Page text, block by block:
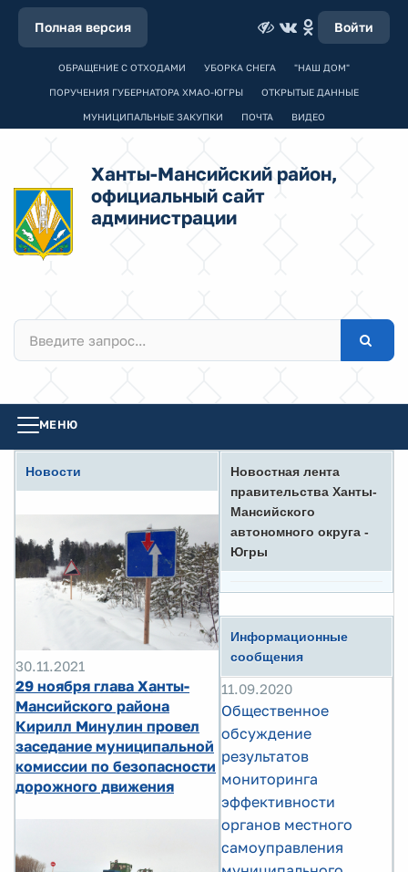
Полная версия Войти
ОБРАЩЕНИЕ С ОТХОДАМИ УБОРКА СНЕГА "НАШ ДОМ"
ПОРУЧЕНИЯ ГУБЕРНАТОРА ХМАО-ЮГРЫ ОТКРЫТЫЕ ДАННЫЕ
МУНИЦИПАЛЬНЫЕ ЗАКУПКИ ПОЧТА ВИДЕО
Ханты-Мансийский район,
официальный сайт
администрации
МЕНЮ
Новости
30.11.2021
29 ноября глава Ханты-
Мансийского района
Кирилл Минулин провел
заседание муниципальной
комиссии по безопасности
дорожного движения
Новостная лента
правительства Ханты-
Мансийского
автономного округа -
Югры
Информационные
сообщения
11.09.2020
Общественное
обсуждение
результатов
мониторинга
эффективности
органов местного
самоуправления